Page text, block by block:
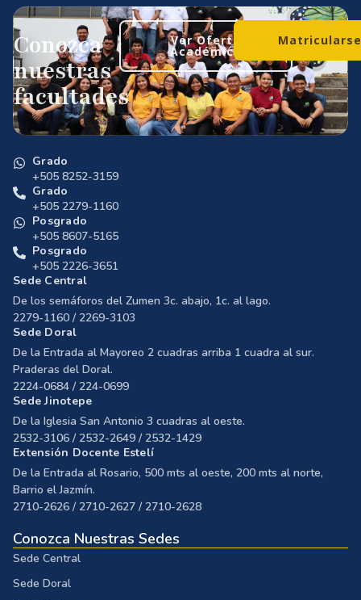
Conozca
nuestras
facultades
Ver Oferta
Académica
Grado
+505 8252-3159
Grado
+505 2279-1160
Posgrado
+505 8607-5165
Posgrado
+505 2226-3651
Sede Central
De los semáforos del Zumen 3c. abajo, 1c. al lago.
2279-1160 / 2269-3103
Sede Doral
De la Entrada al Mayoreo 2 cuadras arriba 1 cuadra al sur.
Praderas del Doral.
2224-0684 / 224-0699
Sede Jinotepe
De la Iglesia San Antonio 3 cuadras al oeste.
2532-3106 / 2532-2649 / 2532-1429
Extensión Docente Estelí
De la Entrada al Rosario, 500 mts al oeste, 200 mts al norte,
Barrio el Jazmín.
2710-2626 / 2710-2627 / 2710-2628
Conozca Nuestras Sedes
Sede Central
Sede Doral